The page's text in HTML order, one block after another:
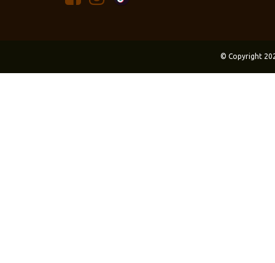
© Copyright